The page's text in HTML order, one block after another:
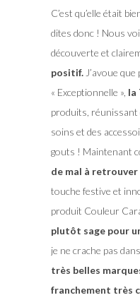
C’est qu’elle était
dites donc ! Nous
découverte et
positif.J’avoue
« Exceptionnelle », la
produits, réunissant
soins et des
gouts ! Maintenant
de mal à retrouver
touche festive et
produit Couleur
plutôt sage pour
je ne crache pas
très belles
franchement très